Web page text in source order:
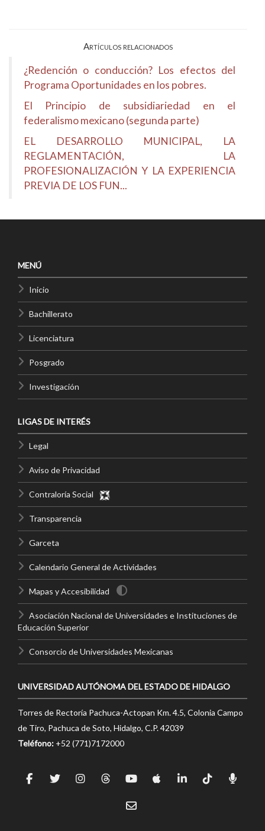
Artículos relacionados
¿Redención o conducción? Los efectos del
Programa Oportunidades en los pobres.
El Principio de subsidiariedad en el
federalismo mexicano (segunda parte)
EL DESARROLLO MUNICIPAL, LA
REGLAMENTACIÓN, LA
PROFESIONALIZACIÓN Y LA EXPERIENCIA
PREVIA DE LOS FUN...
MENÚ
Inicio
Bachillerato
Licenciatura
Posgrado
Investigación
LIGAS DE INTERÉS
Legal
Aviso de Privacidad
Contraloría Social
Transparencia
Garceta
Calendario General de Actividades
Mapas y Accesibilidad
Asociación Nacional de Universidades e Instituciones de
Educación Superior
Consorcio de Universidades Mexicanas
UNIVERSIDAD AUTÓNOMA DEL ESTADO DE HIDALGO
Torres de Rectoría Pachuca-Actopan Km. 4.5, Colonia Campo
de Tiro, Pachuca de Soto, Hidalgo, C.P. 42039
Teléfono: +52 (771)7172000